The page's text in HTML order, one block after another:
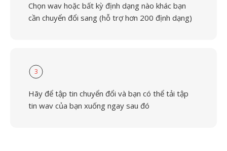
Chọn wav hoặc bất kỳ định dạng nào khác bạn
cần chuyển đổi sang (hỗ trợ hơn 200 định dạng)
3
Hãy để tập tin chuyển đổi và bạn có thể tải tập
tin wav của bạn xuống ngay sau đó